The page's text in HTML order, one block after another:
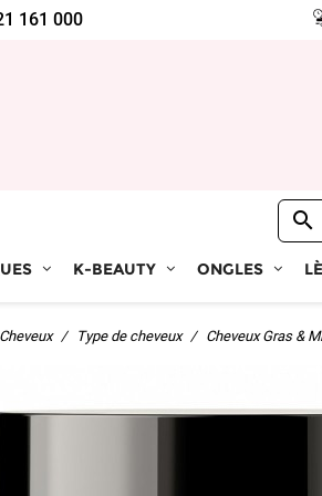
161 000
K-BEAUTY ONGLES

Cheveux Type de cheveux Cheveux Gras &